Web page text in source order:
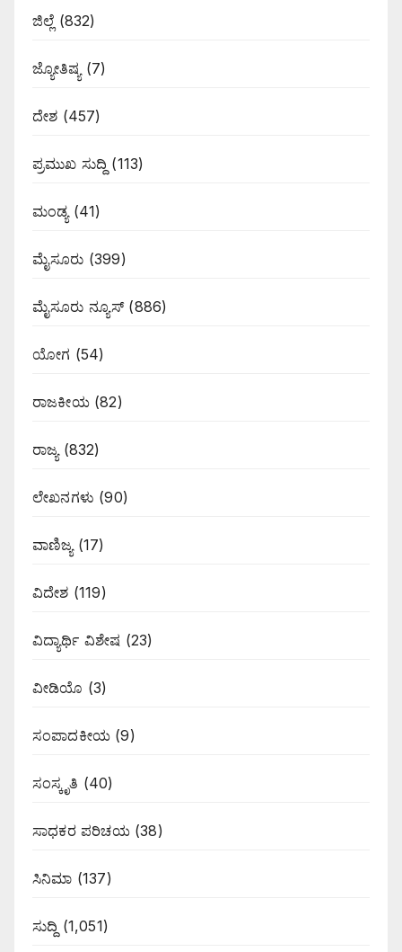
ಜಿಲ್ಲೆ (832)
ಜ್ಯೋತಿಷ್ಯ (7)
ದೇಶ (457)
ಪ್ರಮುಖ ಸುದ್ದಿ (113)
ಮಂಡ್ಯ(41)
ಮೈಸೂರು (399)
ಮೈಸೂರು ನ್ಯೂಸ್(886)
ಯೋಗ (54)
ರಾಜಕೀಯ(82)
ರಾಜ್ಯ(832)
ಲೇಖನಗಳು (90)
ವಾಣಿಜ್ಯ(17)
ವಿದೇಶ (119)
ವಿದ್ಯಾರ್ಥಿ ವಿಶೇಷ (23)
ವೀಡಿಯೊ (3)
ಸಂಪಾದಕೀಯ (9)
ಸಂಸ್ಕೃತಿ (40)
ಸಾಧಕರ ಪರಿಚಯ(38)
ಸಿನಿಮಾ (137)
ಸುದ್ದಿ (1,051)